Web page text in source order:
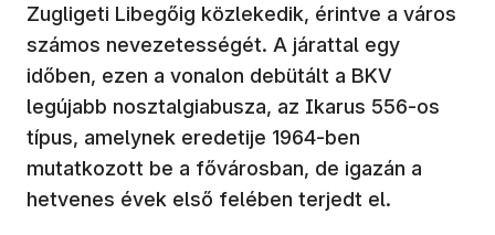
Zugligeti Libegőig közlekedik, érintve a város
számos nevezetességét. A járattal egy
időben, ezen a vonalon debütált a BKV
legújabb nosztalgiabusza, az Ikarus 556-os
típus, amelynek eredetije 1964-ben
mutatkozott be a fővárosban, de igazán a
hetvenes évek első felében terjedt el.